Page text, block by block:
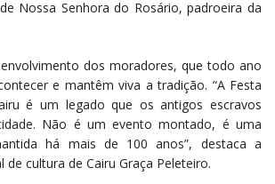
Nossa Senhora do Rosário, padroeira da
dos moradores, que todo ano
e mantêm viva a tradição. “A Festa
é um legado que os antigos escravos
Não é um evento montado, é uma
há mais de 100 anos”, destaca a
de cultura de Cairu Graça Peleteiro.